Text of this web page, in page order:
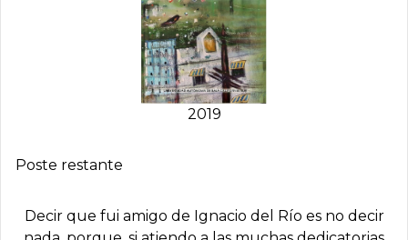
2019
Poste restante
Decir que fui amigo de Ignacio del Río es no decir